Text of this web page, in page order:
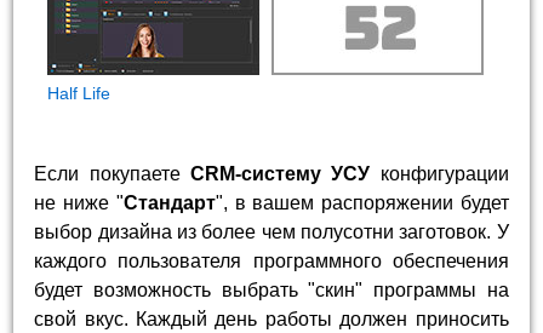
Half Life
Если покупаете CRM-систему УСУ конфигурации
не ниже "Стандарт", в вашем распоряжении будет
выбор дизайна из более чем полусотни заготовок. У
каждого пользователя программного обеспечения
будет возможность выбрать "скин" программы на
свой вкус. Каждый день работы должен приносить